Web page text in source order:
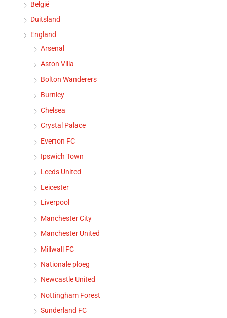
België
Duitsland
England
Arsenal
Aston Villa
Bolton Wanderers
Burnley
Chelsea
Crystal Palace
Everton FC
Ipswich Town
Leeds United
Leicester
Liverpool
Manchester City
Manchester United
Millwall FC
Nationale ploeg
Newcastle United
Nottingham Forest
Sunderland FC